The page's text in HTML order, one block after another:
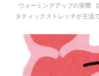
ウォーミングアップの実際
タティックストレッチが主流